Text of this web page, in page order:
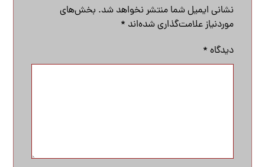
نشانی ایمیل شما منتشر نخواهد شد. بخش‌های
موردنیاز علامت‌گذاری شده‌اند *
دیدگاه *